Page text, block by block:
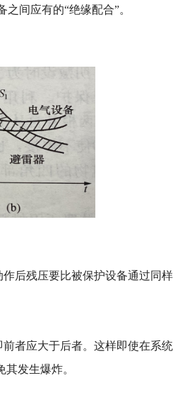
之间应有的“绝缘配合”。
后残压要比被保护设备通过同样
者应大于后者。这样即使在系统
发生爆炸。